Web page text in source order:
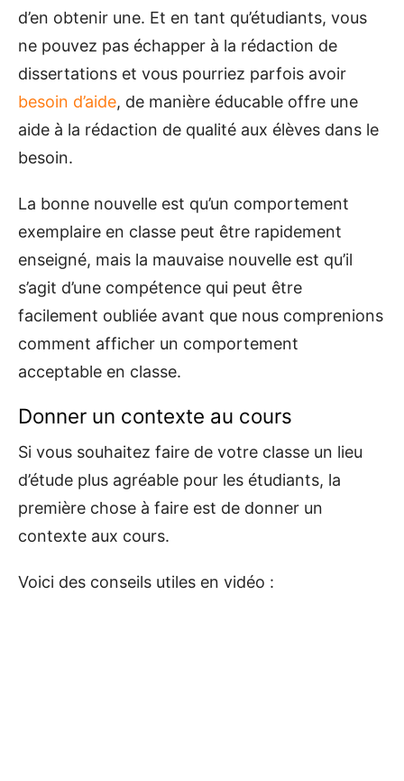
d’en obtenir une. Et en tant qu’étudiants, vous
ne pouvez pas échapper à la rédaction de
dissertations et vous pourriez parfois avoir
besoin d’aide, de manière éducable offre une
aide à la rédaction de qualité aux élèves dans le
besoin.
La bonne nouvelle est qu’un comportement
exemplaire en classe peut être rapidement
enseigné, mais la mauvaise nouvelle est qu’il
s’agit d’une compétence qui peut être
facilement oubliée avant que nous comprenions
comment afficher un comportement
acceptable en classe.
Donner un contexte au cours
Si vous souhaitez faire de votre classe un lieu
d’étude plus agréable pour les étudiants, la
première chose à faire est de donner un
contexte aux cours.
Voici des conseils utiles en vidéo :